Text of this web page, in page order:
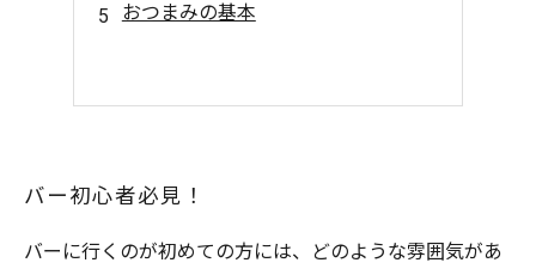
おつまみの基本
バー初心者必見！
バーに行くのが初めての方には、どのような雰囲気があ